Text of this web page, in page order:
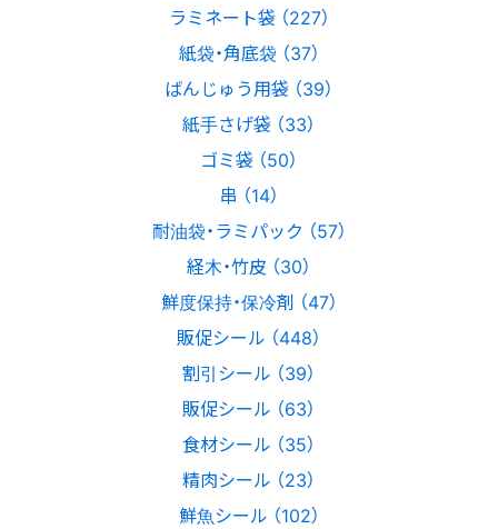
ラミネート袋 （227）
紙袋・角底袋 （37）
ばんじゅう用袋 （39）
紙手さげ袋 （33）
ゴミ袋 （50）
串 （14）
耐油袋・ラミパック （57）
経木・竹皮 （30）
鮮度保持・保冷剤 （47）
販促シール （448）
割引シール （39）
販促シール （63）
食材シール （35）
精肉シール （23）
鮮魚シール （102）